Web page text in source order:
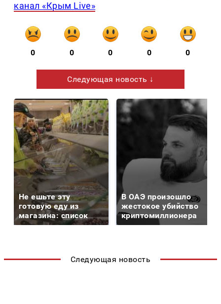
канал «Крым Live»
0 0 0 0 0
Следующая новость ↓
Не ешьте эту
готовую еду из
магазина: список
В ОАЭ произошло
жестокое убийство
криптомиллионера
Следующая новость